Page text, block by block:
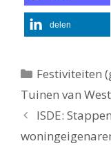
delen
Categorieën
Festiviteiten
Tuinen van West
ISDE: